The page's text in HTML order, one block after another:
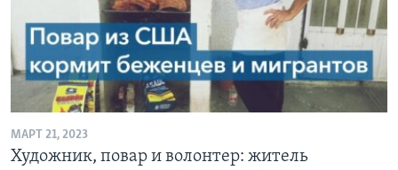
МАРТ 21, 2023
Художник, повар и волонтер: житель